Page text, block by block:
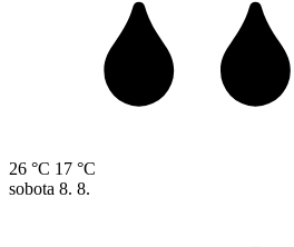
26 °C 17 °C
sobota 8. 8.